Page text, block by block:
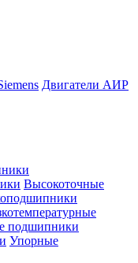
Двигатели АИР
Высокоточные
подшипники
Упорные